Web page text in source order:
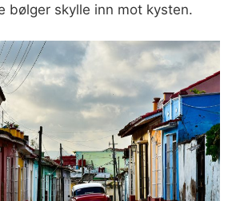
bølger skylle inn mot kysten.